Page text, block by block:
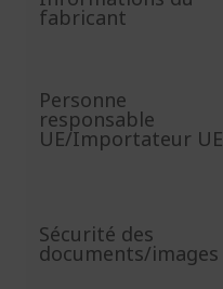
fabricant
Personne
responsable
UE/Importateur UE
Sécurité des
documents/images